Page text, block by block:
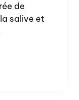
de
salive et